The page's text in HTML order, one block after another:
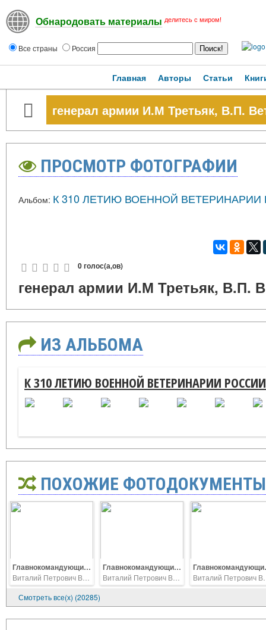
Обнародовать материалы делитесь с миром!
Все страны Россия
Главная Авторы Статьи
генерал армии И.М Третьяк, В.П.
ПРОСМОТР ФОТОГРАФИИ
Альбом: К 310 ЛЕТИЮ ВОЕННОЙ
0 голос(а,ов)
генерал армии И.М Третьяк, В.П.
ИЗ АЛЬБОМА
К 310 ЛЕТИЮ ВОЕННОЙ ВЕТЕРИНАРИИ РОССИИ
ПОХОЖИЕ ФОТОДОКУМЕНТЫ
Главнокомандующий Войсками Дальнего Востока, генерал армии И.М Третьяк, генерал-майор ветеринарной службы В.П. Ветров, справа 2001г. Главнокомандующий Войсками Дальнего Востока, генерал армии И.М Третьяк, генерал-майор ветеринарной службы В.П. Ветров, справа 2001г.
Смотреть все(х) (20285)